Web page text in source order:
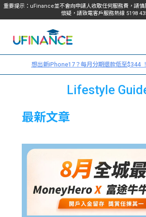
重要提示：uFinance並不會向申請人收取任何服務費，請
懷疑，請致電客戶服務熱線 5198
我們
學生
貸款
貸款
學生
資訊
Blog
常見
想出新iPhone17？每月分期還款低至$344 ！
Lifestyle
最新文章